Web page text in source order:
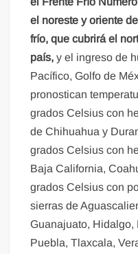
el noreste y oriente
frío, que cubrirá el
país, y el ingreso de
Pacífico, Golfo de
pronostican
grados Celsius con
de Chihuahua y
grados Celsius con
Baja California,
grados Celsius con
sierras de
Guanajuato, Hidalgo,
Puebla, Tlaxcala,